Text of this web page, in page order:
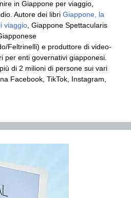
in Giappone per viaggio,
Autore dei libri Giappone, la
viaggio , Giappone Spettacularis
Feltrinelli) e produttore di video-
per enti governativi giapponesi.
di 2 milioni di persone sui vari
Facebook, TikTok, Instagram,